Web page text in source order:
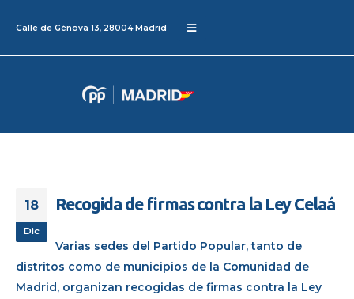
Calle de Génova 13, 28004 Madrid
18
Dic
Recogida de firmas contra la Ley Celaá
Varias sedes del Partido Popular, tanto de
distritos como de municipios de la Comunidad de
Madrid, organizan recogidas de firmas contra la Ley